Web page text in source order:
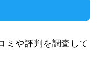
ミや評判を調査して